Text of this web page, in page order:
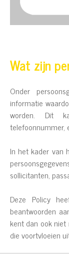
Wat zijn
Onder
informatie
worden. Dit
telefoonnummer,
In het kader van
sollicitanten,
Deze Policy
beantwoorden
kent dan ook
die voortvloeien